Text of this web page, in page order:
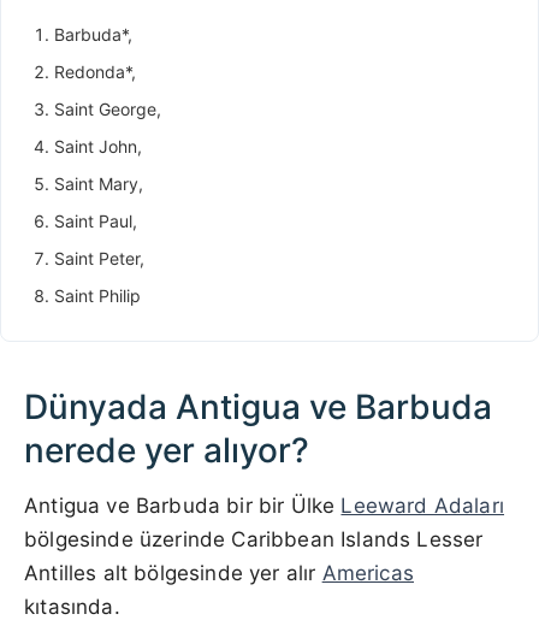
Barbuda*,
Redonda*,
Saint George,
Saint John,
Saint Mary,
Saint Paul,
Saint Peter,
Saint Philip
Dünyada Antigua ve Barbuda
nerede yer alıyor?
Antigua ve Barbuda bir bir Ülke Leeward Adaları
bölgesinde üzerinde Caribbean Islands Lesser
Antilles alt bölgesinde yer alır Americas
kıtasında.